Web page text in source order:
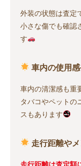
外装の状態は査定
小さな傷でも確認
す
車内の使用
車内の清潔感も重
タバコやペットの
スもあります
走行距離や
走行距離は査定額